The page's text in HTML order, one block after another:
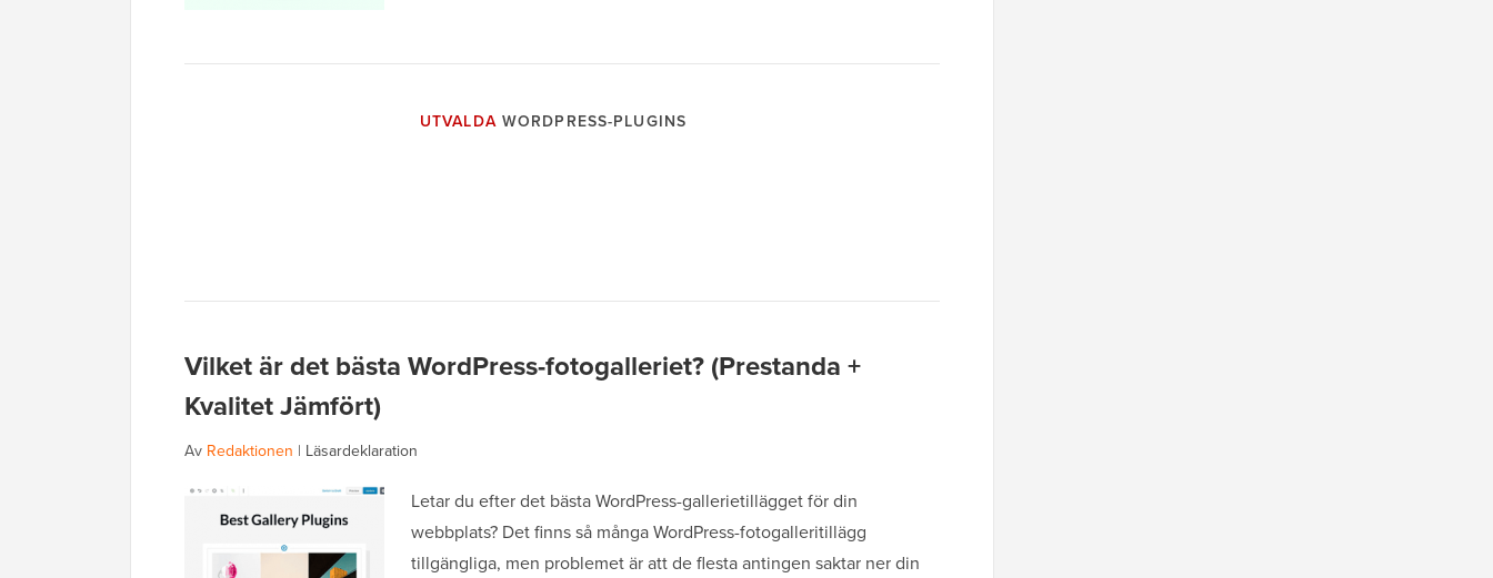
UTVALDAWORDPRESS-PLUGINS
Vilket är det bästa WordPress-fotogalleriet? (Prestanda +
Kvalitet Jämfört)
Av Redaktionen | Läsardeklaration
Letar du efter det bästa WordPress-gallerietillägget för din
webbplats? Det finns så många WordPress-fotogalleritillägg
tillgängliga, men problemet är att de flesta antingen saktar ner din